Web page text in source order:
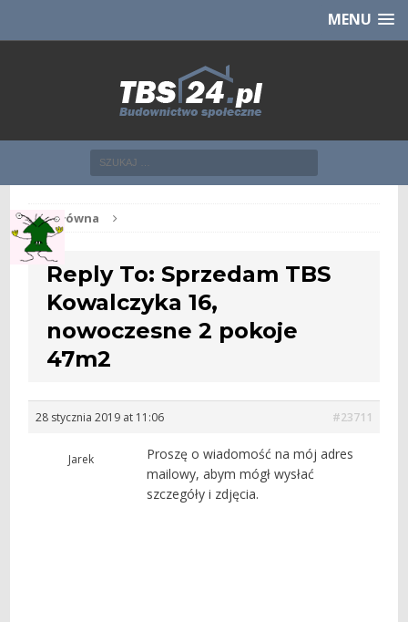
CHCĘ [klik]MENU
Str. główna
Reply To: Sprzedam TBS
Kowalczyka 16,
nowoczesne 2 pokoje
47m2
28 stycznia 2019 at 11:06 #23711
Jarek
Proszę o wiadomość na mój adres
mailowy, abym mógł wysłać
szczegóły i zdjęcia.